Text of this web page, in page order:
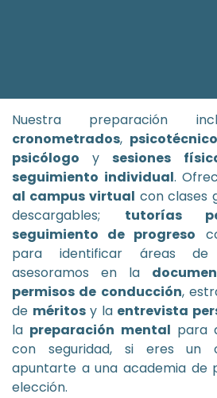
Nuestra preparación
cronometrados,
psicólogo ysesiones
seguimiento individual.
al campus virtual con clases
descargables; tutorías
seguimiento de progreso
para identificar áreas de
asesoramos en la
permisos de conducción,
de méritosy la entrevista
la preparación mental para
con seguridad, si eres un
apuntarte a una academia de
elección.